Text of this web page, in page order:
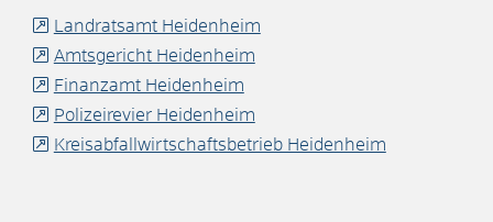
Landratsamt Heidenheim
Amtsgericht Heidenheim
Finanzamt Heidenheim
Polizeirevier Heidenheim
Kreisabfallwirtschaftsbetrieb Heidenheim